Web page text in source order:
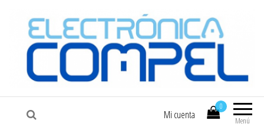
COMPEL Electrónica COMPEL
Menú
0
Mi cuenta